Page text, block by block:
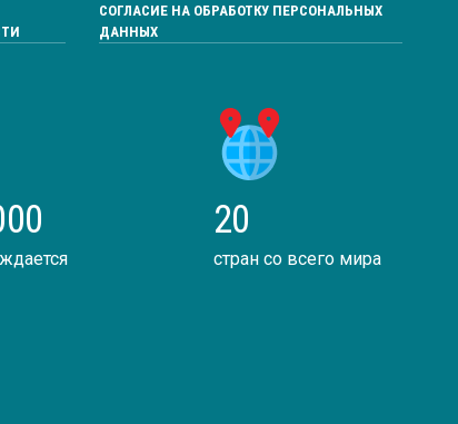
СОГЛАСИЕ НА ОБРАБОТКУ ПЕРСОНАЛЬНЫХ
ДАННЫХ
20
стран со всего мира